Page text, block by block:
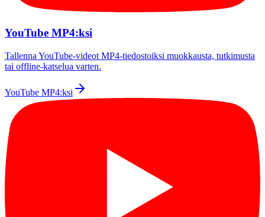
YouTube MP4:ksi
Tallenna YouTube-videot MP4-tiedostoiksi muokkausta, tutkimusta
tai offline-katselua varten.
YouTube MP4:ksi